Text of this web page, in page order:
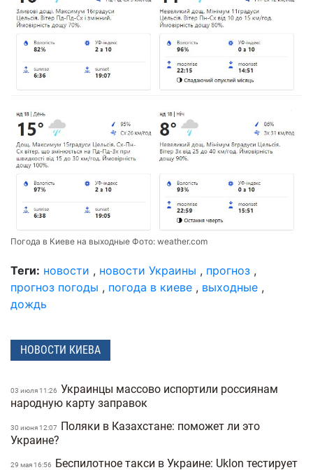
Погода в Киеве на выходные Фото: weather.com
Теги: новости , новости Украины , прогноз ,
прогноз погоды , погода в киеве , выходные ,
дождь
НОВОСТИ КИЕВА
03 июля 11:26 Украинцы массово испортили россиянам
народную карту заправок
30 июня 12:07
Поляки в Казахстане: поможет ли это
Украине?
29 мая 16:56
Беспилотное такси в Украине: Uklon тестирует